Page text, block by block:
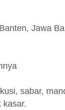
Jawa
sabar,
kasar.